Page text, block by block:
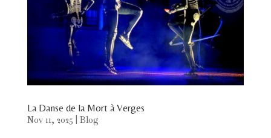
La Danse de la Mort à Verges
Nov 11, 2025 Blog